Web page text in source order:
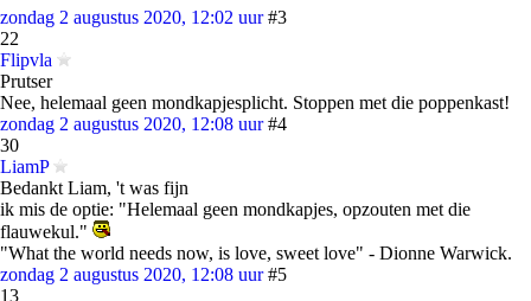
zondag 2 augustus 2020, 12:02 uur #3
22
Flipvla
Prutser
Nee, helemaal geen mondkapjesplicht. Stoppen met die poppenkast!
zondag 2 augustus 2020, 12:08 uur #4
30
LiamP
Bedankt Liam, 't was fijn
ik mis de optie: "Helemaal geen mondkapjes, opzouten met die
flauwekul."
"What the world needs now, is love, sweet love" - Dionne Warwick.
zondag 2 augustus 2020, 12:08 uur #5
13